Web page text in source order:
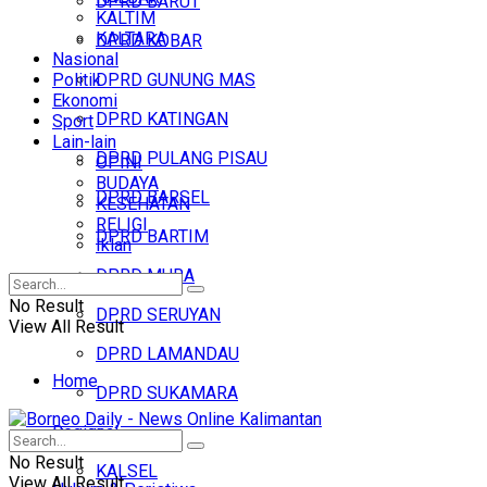
DPRD KOBAR
DPRD GUNUNG MAS
DPRD KATINGAN
DPRD PULANG PISAU
DPRD BARSEL
DPRD BARTIM
DPRD MURA
DPRD SERUYAN
DPRD LAMANDAU
DPRD SUKAMARA
Regional
KALSEL
KALTIM
KALTARA
Nasional
Politik
Ekonomi
Sport
Lain-lain
OPINI
BUDAYA
KESEHATAN
RELIGI
Iklan
No Result
View All Result
Home
Headline
No Result